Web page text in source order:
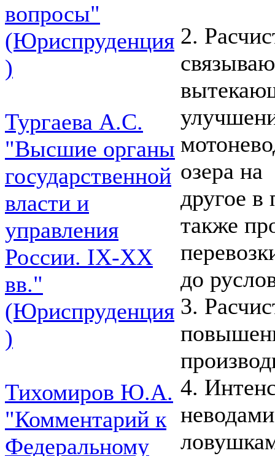
вопросы"
(Юриспруденция
)
Тургаева А.С.
"Высшие органы
государственной
власти и
управления
России. IХ-ХХ
вв."
(Юриспруденция
)
Тихомиров Ю.А.
"Комментарий к
Федеральному
2.
озера на
другое в
также
до
3.
4.